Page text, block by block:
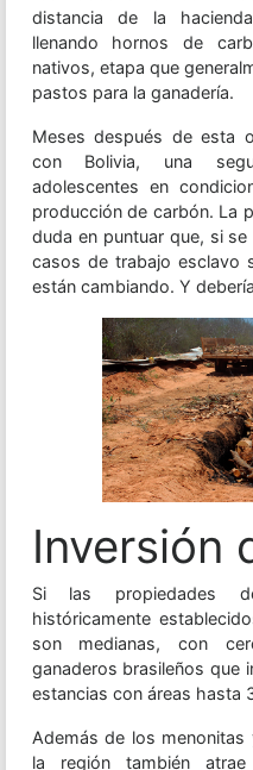
distancia de la
llenando hornos de
nativos, etapa que
pastos para la ganadería.
Meses después de esta
con Bolivia, una
adolescentes en
producción de carbón. La
duda en puntuar que, si
casos de trabajo esclavo
están cambiando. Y
Inversión
Si las propiedades
históricamente
son medianas, con
ganaderos brasileños que
estancias con áreas hasta
Además de los
la región también